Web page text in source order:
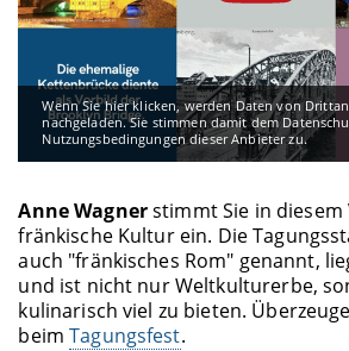
Wenn Sie hier klicken, werden Daten von
nachgeladen. Sie stimmen damit dem
Nutzungsbedingungen dieser Anbieter zu.
Anne Wagnerstimmt Sie in diesem
fränkische Kultur ein. Die
auch "fränkisches Rom" genannt,
und ist nicht nur Weltkulturerbe,
kulinarisch viel zu bieten.
beimTagungsfest.